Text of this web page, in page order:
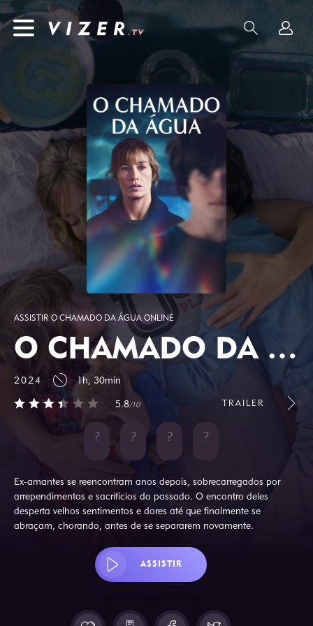
ASSISTIR O CHAMADO DA ÁGUA ONLINE
O CHAMADO DA ÁGUA
2024 1h, 30min
5.8/10 TRAILER
Ex-amantes se reencontram anos depois, sobrecarregados por
arrependimentos e sacrifícios do passado. O encontro deles
desperta velhos sentimentos e dores até que finalmente se
abraçam, chorando, antes de se separarem novamente.
ASSISTIR